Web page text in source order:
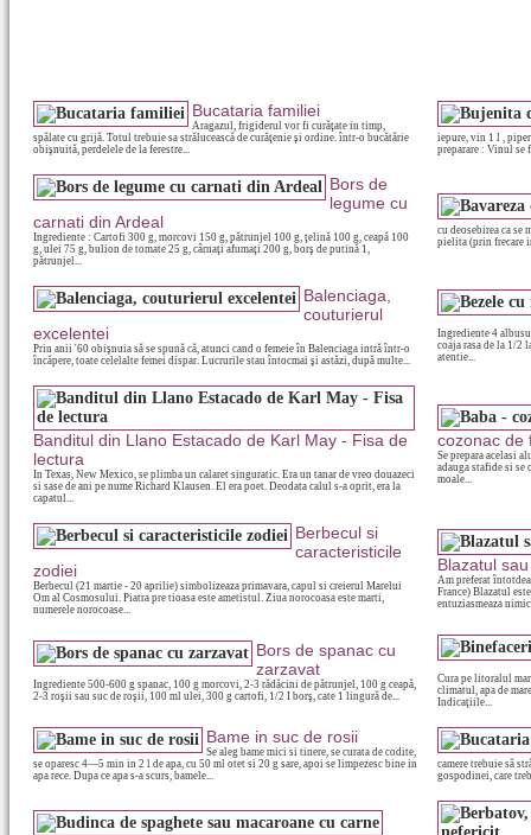
Bucataria familiei
Aragazul, frigiderul vor fi curăţate in timp,
spălate cu grijă. Totul trebuie sa strălucească de curăţenie şi ordine. într-o bucătărie
obişnuită, perdelele de la ferestre...
iepure, vin 1 l ,
preparare : Vinul se
Bors de
legume cu
carnati din Ardeal
Ingrediente : Cartofi 300 g, morcovi 150 g, pătrunjel 100 g, ţelină 100 g, ceapă 100
g, ulei 75 g, bulion de tomate 25 g, cârnaţi afumaţi 200 g, borş de putină 1,
pătrunjel...
cu deosebirea ca se
pielita (prin frecare
Balenciaga,
couturierul
excelentei
Prin anii '60 obişnuia să se spună că, atunci cand o femeie în Balenciaga intră într-o
încăpere, toate celelalte femei dispar. Lucrurile stau întocmai şi astăzi, după multe...
Ingrediente 4
coaja rasa de la 1/2
atentie...
Banditul din Llano Estacado de Karl May - Fisa de
lectura
In Texas, New Mexico, se plimba un calaret singuratic. Era un tanar de vreo douazeci
si sase de ani pe nume Richard Klausen. El era poet. Deodata calul s-a oprit, era la
capatul...
cozonac de
Se prepara acelasi
adauga stafide si se
moale...
Berbecul si
caracteristicile
zodiei
Berbecul (21 martie - 20 aprilie) simbolizeaza primavara, capul si creierul Marelui
Om al Cosmosului. Piatra pre tioasa este ametistul. Ziua norocoasa este marti,
numerele norocoase...
Blazatul
Am preferat
France) Blazatul
entuziasmeaza
Bors de spanac cu
zarzavat
Ingrediente 500-600 g spanac, 100 g morcovi, 2-3 rădăcini de pătrunjel, 100 g ceapă,
2-3 roşii sau suc de roşii, 100 ml ulei, 300 g cartofi, 1/2 I borş, cate 1 lingură de...
Cura pe litoralul
climatul, apa de
Indicaţiile...
Bame in suc de rosii
Se aleg bame mici si tinere, se curata de codite,
se oparesc 4—5 min in 2 l de apa, cu 50 ml otet si 20 g sare, apoi se limpezesc bine in
apa rece. Dupa ce apa s-a scurs, bamele...
camere trebuie să
gospodinei, care